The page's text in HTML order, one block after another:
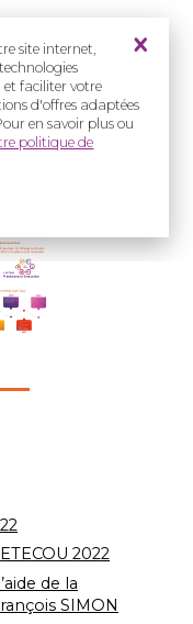
site internet,
et faciliter votre
d'offres adaptées
en savoir plus ou
politique de
2022
de la
SIMON